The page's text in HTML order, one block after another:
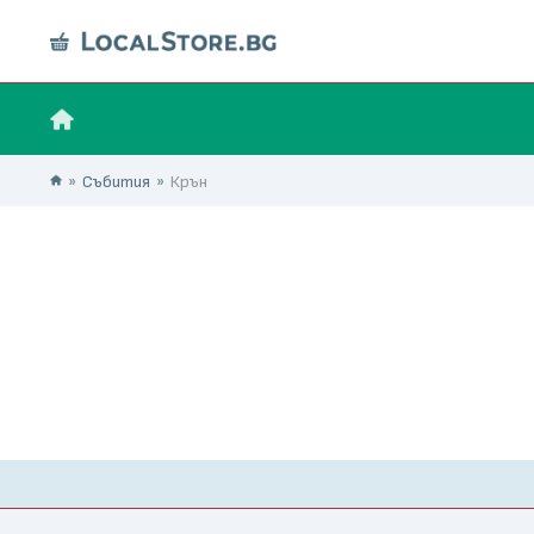
Събития Крън